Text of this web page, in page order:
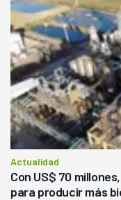
Actualidad
Con US$ 70
para producir más